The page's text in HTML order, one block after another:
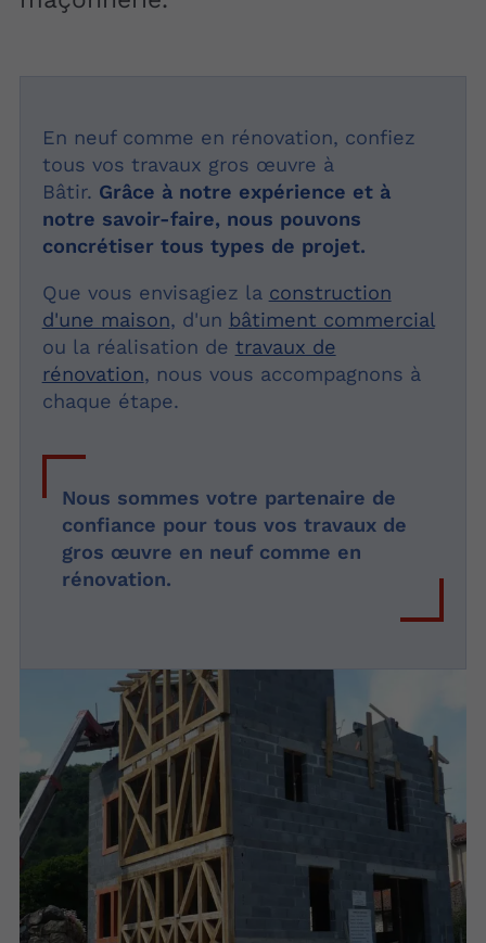
En neuf comme en rénovation, confiez
tous vos travaux gros œuvre à
Bâtir. Grâce à notre expérience et à
notre savoir-faire, nous pouvons
concrétiser tous types de projet.
Que vous envisagiez la construction
d'une maison, d'un bâtiment commercial
ou la réalisation de travaux de
rénovation, nous vous accompagnons à
chaque étape.
Nous sommes votre partenaire de
confiance pour tous vos travaux de
gros œuvre en neuf comme en
rénovation.